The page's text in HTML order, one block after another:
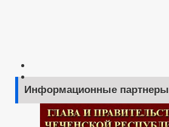
Информационные партнеры